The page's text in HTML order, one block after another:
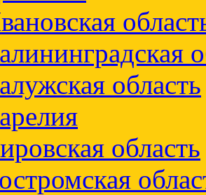
область
область